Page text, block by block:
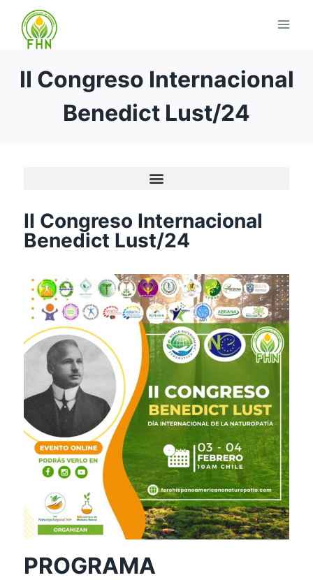
II Congreso Internacional
Benedict Lust/24
II Congreso Internacional
Benedict Lust/24
PROGRAMA